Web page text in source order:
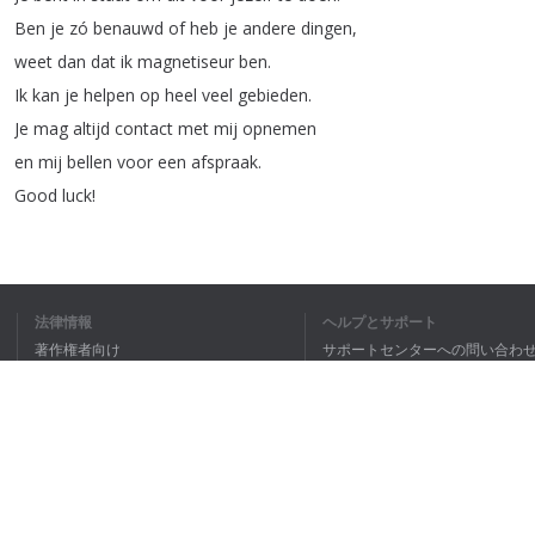
Ben je zó benauwd of heb je andere dingen,
weet dan dat ik magnetiseur ben.
Ik kan je helpen op heel veel gebieden.
Je mag altijd contact met mij opnemen
en mij bellen voor een afspraak.
Good luck!
法律情報
著作権者向け
ヘルプとサポート
サポートセンターへの問い合わ